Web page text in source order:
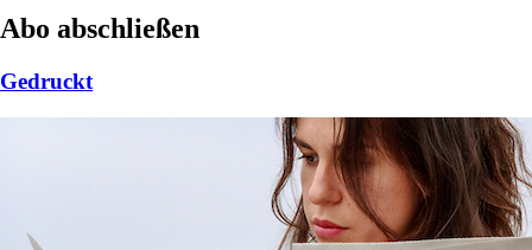
Abo abschließen
Gedruckt